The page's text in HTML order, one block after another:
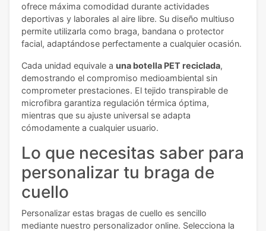
ofrece máxima comodidad durante actividades
deportivas y laborales al aire libre. Su diseño multiuso
permite utilizarla como braga, bandana o protector
facial, adaptándose perfectamente a cualquier ocasión.
Cada unidad equivale a una botella PET reciclada,
demostrando el compromiso medioambiental sin
comprometer prestaciones. El tejido transpirable de
microfibra garantiza regulación térmica óptima,
mientras que su ajuste universal se adapta
cómodamente a cualquier usuario.
Lo que necesitas saber para
personalizar tu braga de
cuello
Personalizar estas bragas de cuello es sencillo
mediante nuestro personalizador online. Selecciona la